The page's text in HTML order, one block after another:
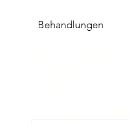
Behandlungen